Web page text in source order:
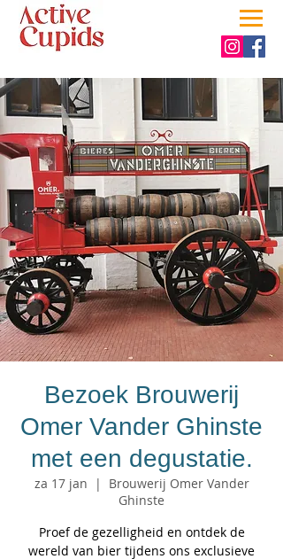
Bezoek Brouwerij
Omer Vander Ghinste
met een degustatie.
za 17 jan
  |
Brouwerij Omer Vander
Ghinste
Proef de gezelligheid en ontdek de
wereld van bier tijdens ons exclusieve